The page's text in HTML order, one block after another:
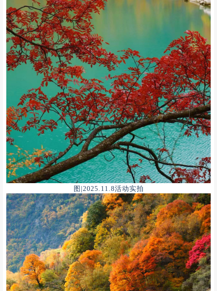
图|2025.11.8活动实拍